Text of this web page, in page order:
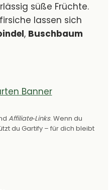
süße Früchte.
lassen sich
, Buschbaum
Affiliate‑Links. Wenn du
du Gartify – für dich bleibt